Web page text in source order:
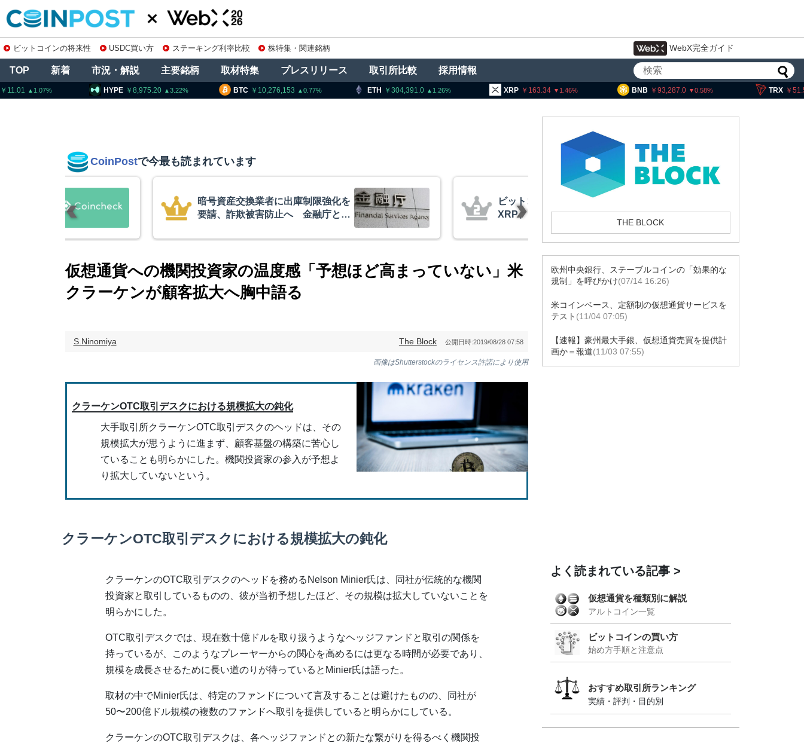
ビットコインの将来性 USDC買い方 ステーキング利率比較 株特集・関連銘柄 WebX完全ガイド
TOP 新着 市況・解説 主要銘柄 取材特集 プレスリリース 取引所比較 採用情報
BTC 10,276,153 ETH 304,391.0 XRP 163.34 BNB 93,287.0 TRX 51.56
HYPE 8,975.20
CoinPostで今最も読まれています
ビットコイン・イーサリアム・
XRP、「弱気相場の最終段階に典型
コインチェック、1銘柄の上場廃止
を発表
仮想通貨への機関投資家の温度感「予想ほど高まっていない」米
クラーケンが顧客拡大へ胸中語る
S.Ninomiya The Block 公開日時:2019/08/28 07:58
画像はShutterstockのライセンス許諾により使用
クラーケンOTC取引デスクにおける規模拡大の鈍化
大手取引所クラーケンOTC取引デスクのヘッドは、その
規模拡大が思うように進まず、顧客基盤の構築に苦心し
ていることも明らかにした。機関投資家の参入が予想よ
り拡大していないという。
クラーケンOTC取引デスクにおける規模拡大の鈍化
クラーケンのOTC取引デスクのヘッドを務めるNelson Minier氏は、同社が伝統的な機関
投資家と取引しているものの、彼が当初予想したほど、その規模は拡大していないことを
明らかにした。
OTC取引デスクでは、現在数十億ドルを取り扱うようなヘッジファンドと取引の関係を
持っているが、このようなプレーヤーからの関心を高めるには更なる時間が必要であり、
規模を成長させるために長い道のりが待っているとMinier氏は語った。
取材の中でMinier氏は、特定のファンドについて言及することは避けたものの、同社が
50〜200億ドル規模の複数のファンドへ取引を提供していると明らかにしている。
クラーケンのOTC取引デスクは、各ヘッジファンドとの新たな繋がりを得るべく機関投
THE BLOCK
欧州中央銀行、ステーブルコインの「効果的な
規制」を呼びかけ(07/14 16:26)
米コインベース、定額制の仮想通貨サービスを
テスト (11/04 07:05)
【速報】豪州最大手銀、仮想通貨売買を提供計
画か＝報道(11/03 07:55)
よく読まれている記事
仮想通貨を種類別に解説
アルトコイン一覧
ビットコインの買い方
始め方手順と注意点
おすすめ取引所ランキング
実績・評判・目的別